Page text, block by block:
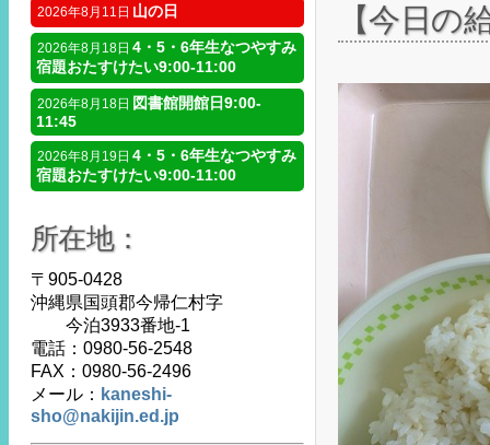
【今日の
2026年8月11日 山の日
2026年8月18日 4・5・6年生なつやすみ
宿題おたすけたい9:00-11:00
2026年8月18日 図書館開館日9:00-
11:45
2026年8月19日 4・5・6年生なつやすみ
宿題おたすけたい9:00-11:00
所在地：
〒905-0428
沖縄県国頭郡今帰仁村字
今泊3933番地-1
電話：0980-56-2548
FAX：0980-56-2496
メール： kaneshi-
sho@nakijin.ed.jp